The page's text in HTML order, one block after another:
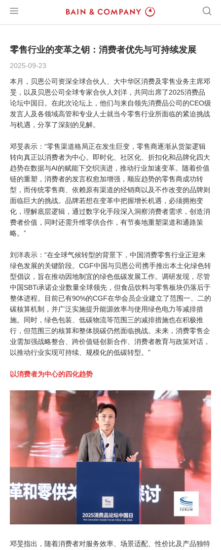
零售行业的变革之钥：消费者优先与可持续发展
2025-09-23
本月，贝恩公司资深全球合伙人、大中华区消费及零售业务主席邓
旻，以及贝恩公司全球专家合伙人刘洋，共同出席了2025消费品
论坛中国日。在此次论坛上，他们与来自领先消费品公司的CEO级
发言人及各领域高管和专业人士就当今零售行业所面临的紧迫挑战
与机遇，分享了深刻的见解。
邓旻表示：“零售渠道格局正在发生巨变，零售商逐渐从货架逻辑
转向真正以消费者为中心。即时化、社区化、折扣化和品牌化四大
趋势在数据与AI的赋能下交织演进，推动行业加速变革。随着价值
链的重塑，消费者的发言权愈加增强，顺应趋势的零售商成功转
型，而传统零售商、依赖原有渠道的经销商以及不作改变的品牌则
面临巨大的挑战。品牌若想在变革中把握增长机遇，必须拥抱变
化，理解底层逻辑，通过数字化手段深入洞察消费者需求，创造消
费者价值，同时还需升维零供合作，有节奏地重塑渠道和通路策
略。”
刘洋表示：“在全球气候转型的背景下，中国消费零售行业正迎来
绿色发展的关键阶段。CGF中国与贝恩公司携手推出本土化绿色转
型倡议，旨在推动因地制宜的绿色低碳发展工作。调研发现，尽管
中国SBTi承诺企业数量全球领先，但食品饮料与零售板块仍落后于
整体进程。目前已有90%的CGF在华会员企业建立了范围一、二的
碳核算机制，并广泛实施提升能源效率与使用绿色电力等减排措
施。同时，绿色包装、低碳物流等范围三的减排措施也在积极推
行，但范围三的核算和整体脱碳仍然面临挑战。未来，消费零售企
业需加强战略整合、跨价值链创新合作、消费者教育与政策对话，
以推动行业实现可持续、规模化的低碳转型。”
以消费者为中心的四化趋势
邓旻指出，随着消费者对服务效率、场景适配、性价比及产品独特